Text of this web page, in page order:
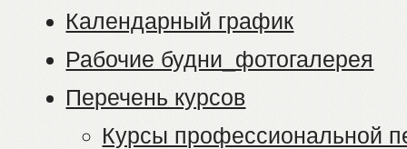
Календарный график
Рабочие будни_фотогалерея
Перечень курсов
Курсы профессиональной